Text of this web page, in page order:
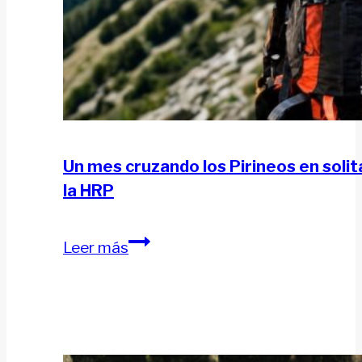
Un mes cruzando los Pirineos en
la HRP
Leer másUn